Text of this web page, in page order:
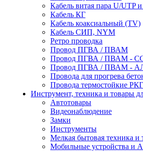
Кабель витая пара U/UTP
Кабель КГ
Кабель коаксиальный (TV)
Кабель СИП, NYM
Ретро проводка
Провод ПГВА / ПВАМ
Провод ПГВА / ПВАМ -
Провод ПГВА / ПВАМ -
Провода для прогрева
Провода термостойкие
Инструмент, техника и товары
Автотовары
Видеонаблюдение
Замки
Инструменты
Мелкая бытовая техника и
Мобильные устройства и